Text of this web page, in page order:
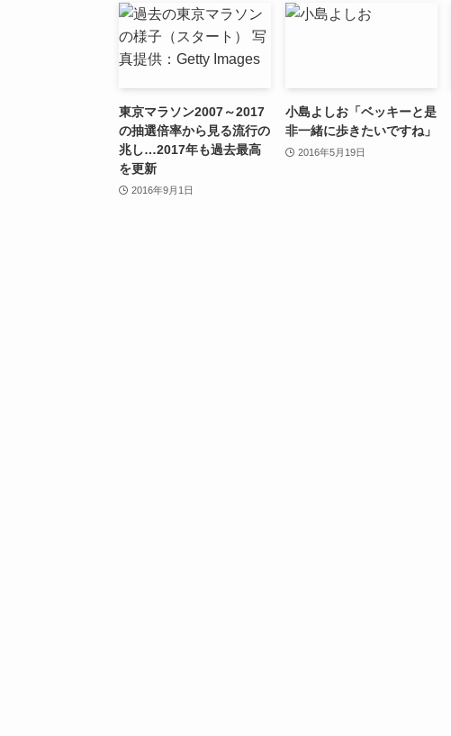
東京マラソン2007～2017
の抽選倍率から見る流行の
兆し…2017年も過去最高
を更新
2016年9月1日
小島よしお「ベッキーと是
非一緒に歩きたいですね」
2016年5月19日